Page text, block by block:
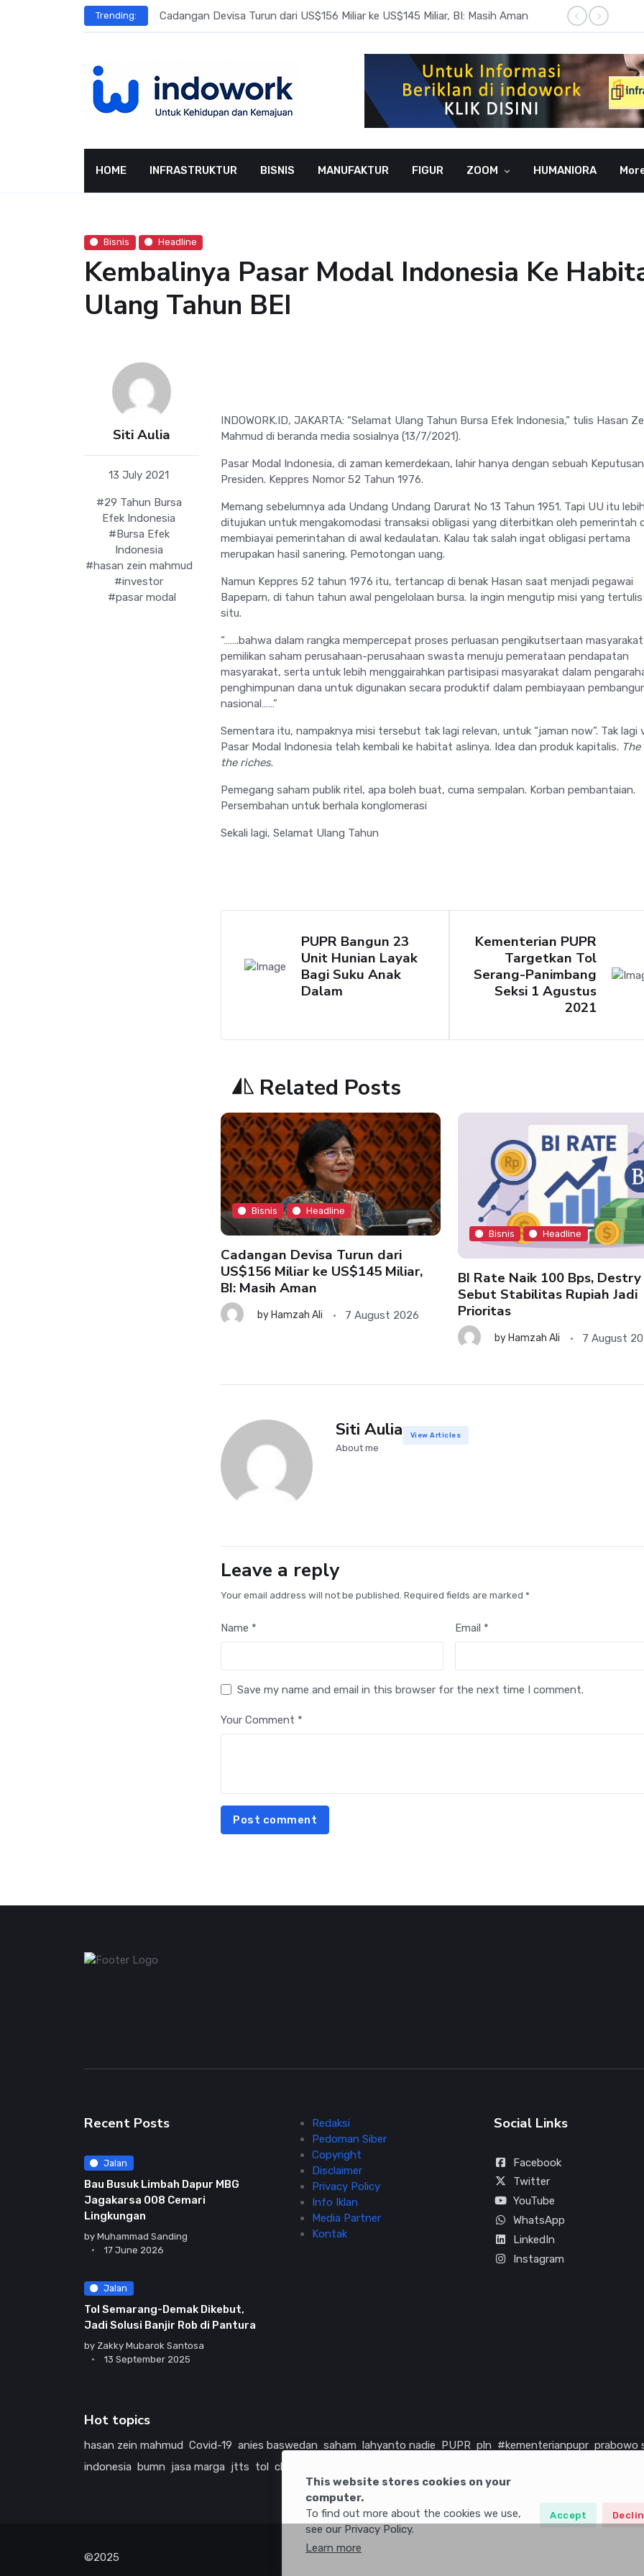
Trending: Cadangan Devisa Turun dari US$156 Miliar ke US$145 Miliar, BI: Masih Aman BI
HOME INFRASTRUKTUR BISNIS MANUFAKTUR FIGUR ZOOM HUMANIORA
Bisnis Headline
Kembalinya Pasar Modal Indonesia Ke
Ulang Tahun BEI
Siti Aulia
13 July 2021
#29 Tahun Bursa
Efek Indonesia
#Bursa Efek
Indonesia
#hasan zein mahmud
#investor
#pasar modal
INDOWORK.ID, JAKARTA: “Selamat Ulang Tahun Bursa Efek Indonesia,” tulis Hasan
Mahmud di beranda media sosialnya (13/7/2021).
Pasar Modal Indonesia, di zaman kemerdekaan, lahir hanya dengan sebuah Keputusan
Presiden. Keppres Nomor 52 Tahun 1976.
Memang sebelumnya ada Undang Undang Darurat No 13 Tahun 1951. Tapi UU itu lebih
ditujukan untuk mengakomodasi transaksi obligasi yang diterbitkan oleh pemerintah
membiayai pemerintahan di awal kedaulatan. Kalau tak salah ingat obligasi pertama
merupakan hasil sanering. Pemotongan uang.
Namun Keppres 52 tahun 1976 itu, tertancap di benak Hasan saat menjadi pegawai
Bapepam, di tahun tahun awal pengelolaan bursa. Ia ingin mengutip misi yang tertulis
situ.
“…….bahwa dalam rangka mempercepat proses perluasan pengikutsertaan
pemilikan saham perusahaan-perusahaan swasta menuju pemerataan pendapatan
masyarakat, serta untuk lebih menggairahkan partisipasi masyarakat dalam
penghimpunan dana untuk digunakan secara produktif dalam pembiayaan
nasional……”
Sementara itu, nampaknya misi tersebut tak lagi relevan, untuk “jaman now”. Tak lagi
Pasar Modal Indonesia telah kembali ke habitat aslinya. Idea dan produk kapitalis.
the riches.
Pemegang saham publik ritel, apa boleh buat, cuma sempalan. Korban pembantaian.
Persembahan untuk berhala konglomerasi
Sekali lagi, Selamat Ulang Tahun
PUPR Bangun 23
Unit Hunian Layak
Bagi Suku Anak
Dalam
Kementerian PUPR
Targetkan Tol
Serang-Panimbang
Seksi 1 Agustus
2021
Related Posts
Bisnis Headline
Cadangan Devisa Turun dari
US$156 Miliar ke US$145 Miliar,
BI: Masih Aman
by Hamzah Ali 7 August 2026
Bisnis Headline
BI Rate Naik 100 Bps, Destry
Sebut Stabilitas Rupiah Jadi
Prioritas
by Hamzah Ali 7 August
Siti Aulia
About me
View Articles
Leave a reply
Your email address will not be published. Required fields are marked *
Name * Email *
Save my name and email in this browser for the next time I comment.
Your Comment *
Post comment
This website stores cookies on your
computer.
To find out more about the cookies we use,
see our Privacy Policy.
Learn more
Accept
Recent Posts
Jalan
Bau Busuk Limbah Dapur MBG
Jagakarsa 008 Cemari
Lingkungan
by Muhammad Sanding
17 June 2026
Jalan
Tol Semarang-Demak Dikebut,
Jadi Solusi Banjir Rob di Pantura
by Zakky Mubarok Santosa
13 September 2025
Redaksi
Pedoman Siber
Copyright
Disclaimer
Privacy Policy
Info Iklan
Media Partner
Kontak
Social Links
Facebook
Twitter
YouTube
WhatsApp
LinkedIn
Instagram
Hot topics
hasan zein mahmud Covid-19 anies baswedan saham lahyanto nadie PUPR pln #kementerianpupr prabowo
indonesia
bumn jasa marga jtts tol china
©2025